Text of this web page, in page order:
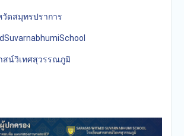
วัดสมุทรปราการ
สน์วิเทศสุวรรณภูมิ